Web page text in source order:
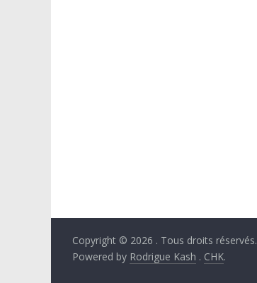
Copyright © 2026 . Tous droits réservés.
Powered by Rodrigue Kash . CHK.